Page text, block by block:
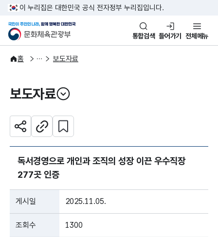
본문 바로가기
주메뉴 바로가기
이 누리집은 대한민국 공식 전자정부 누리집입니다.
문화체육관광부
국민이 주인인 나라, 함께 행복
통합검색 들어가기 전체메뉴
홈
알림·소식
보도·뉴스 보도자료
보도자료
열기
공유하기주소복사
관심 콘텐츠 설정하기
독서경영으로 개인과 조직의 성장 이끈 우수직장
277곳 인증
게시일 2025.11.05.
조회수 1300